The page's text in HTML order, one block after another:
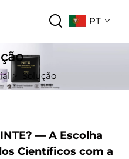
PT
> Solução
— A Escolha
Científicos com a